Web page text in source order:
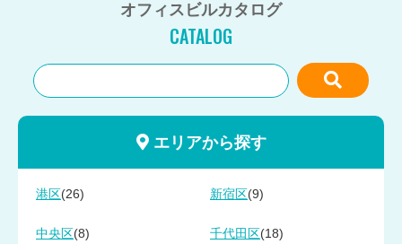
オフィスビルカタログ
CATALOG
エリアから探す
港区 (26) 新宿区 (9)
中央区 (8) 千代田区 (18)